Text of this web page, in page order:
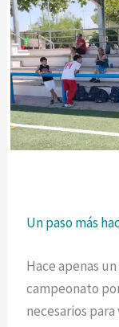
Un paso más
Hace apenas
campeonato
necesarios para